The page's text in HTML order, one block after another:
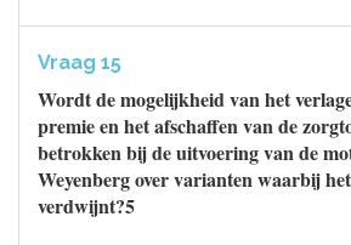
Vraag 15
Wordt de mogelijkheid van het
premie en het afschaffen van de
betrokken bij de uitvoering van de
Weyenberg over varianten waarbij
verdwijnt?5